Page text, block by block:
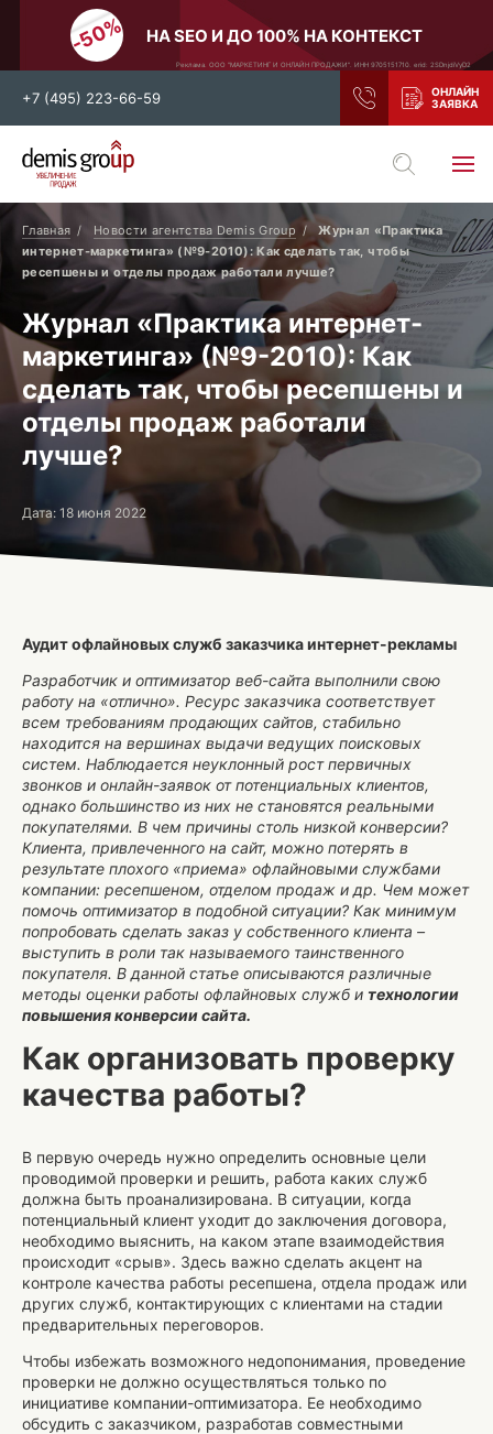
НА SEO И ДО 100% НА КОНТЕКСТ
Реклама. ООО "МАРКЕТИНГ И ОНЛАЙН ПРОДАЖИ". ИНН 9705151710. erid: 2SDnjdiVyD2
+7 (495) 223-66-59
Выберите свой город
Москва
Санкт-Петербург
Нижний Новгород
Тамбов
Воронеж
Тула
Новосибирск
Екатеринбург
Самара
Ростов-на-Дону
Казань
и все регионы РФ
Главная Новости агентства Demis Group
Журнал «Практика
интернет-маркетинга» (№9-2010): Как сделать так, чтобы
ресепшены и отделы продаж работали лучше?
Журнал «Практика интернет-
маркетинга» (№9-2010): Как
сделать так, чтобы ресепшены и
отделы продаж работали
лучше?
Дата: 18 июня 2022
Аудит офлайновых служб заказчика интернет-рекламы
Разработчик и оптимизатор веб-сайта выполнили свою
работу на «отлично». Ресурс заказчика соответствует
всем требованиям продающих сайтов, стабильно
находится на вершинах выдачи ведущих поисковых
систем. Наблюдается неуклонный рост первичных
звонков и онлайн-заявок от потенциальных клиентов,
однако большинство из них не становятся реальными
покупателями. В чем причины столь низкой конверсии?
Клиента, привлеченного на сайт, можно потерять в
результате плохого «приема» офлайновыми службами
компании: ресепшеном, отделом продаж и др. Чем может
помочь оптимизатор в подобной ситуации? Как минимум
попробовать сделать заказ у собственного клиента –
выступить в роли так называемого таинственного
покупателя. В данной статье описываются различные
методы оценки работы офлайновых служб и технологии
повышения конверсии сайта.
Как организовать проверку
качества работы?
В первую очередь нужно определить основные цели
проводимой проверки и решить, работа каких служб
должна быть проанализирована. В ситуации, когда
потенциальный клиент уходит до заключения договора,
необходимо выяснить, на каком этапе взаимодействия
происходит «срыв». Здесь важно сделать акцент на
контроле качества работы ресепшена, отдела продаж или
других служб, контактирующих с клиентами на стадии
предварительных переговоров.
Чтобы избежать возможного недопонимания, проведение
проверки не должно осуществляться только по
инициативе компании-оптимизатора. Ее необходимо
обсудить с заказчиком, разработав совместными